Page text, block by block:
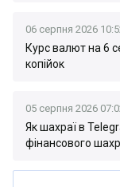
06 серпня 2026
Курс валют на 6
копійок
05 серпня 2026
Як шахраї в
фінансового